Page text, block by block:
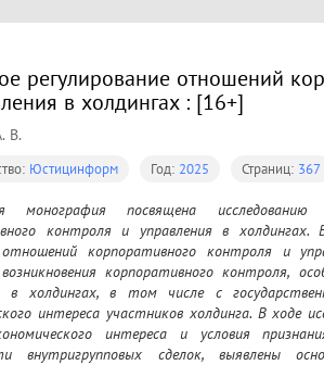
регулирование отношений
в холдингах : [16+]
В.
Юстицинформ Год: 2025 Страниц: 367
монография посвящена исследованию
контроля и управления в
корпоративного контроля и
корпоративного контроля,
в холдингах, в том числе с
интереса участников холдинга. В ходе
интереса и условия
внутригрупповых сделок, выявлены